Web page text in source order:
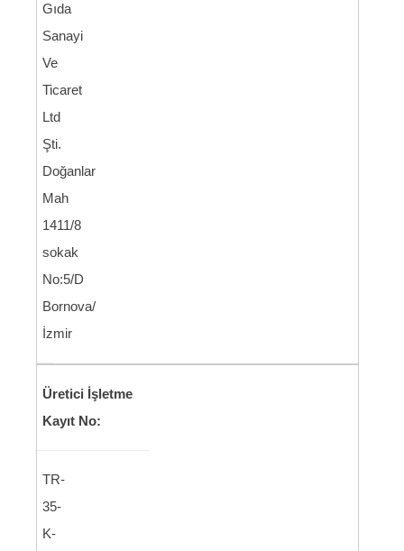
Gıda
Sanayi
Ve
Ticaret
Ltd
Şti.
Doğanlar
Mah
1411/8
sokak
No:5/D
Bornova/
İzmir
Üretici İşletme
Kayıt No:
TR-
35-
K-